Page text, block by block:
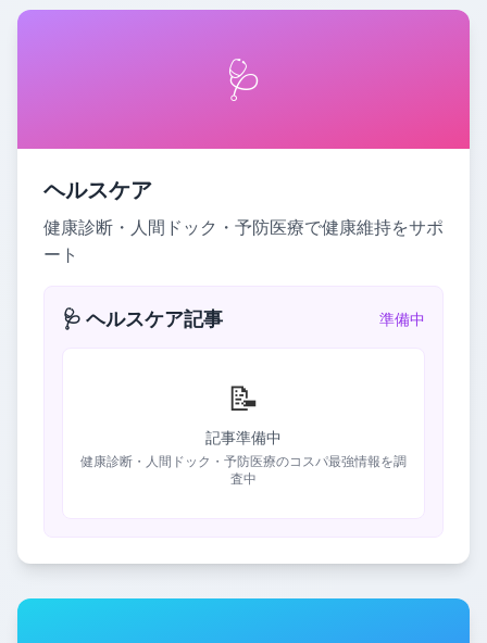
🩺
ヘルスケア
健康診断・人間ドック・予防医療で健康維持をサポ
ート
🩺 ヘルスケア記事 準備中
📝
記事準備中
健康診断・人間ドック・予防医療のコスパ最強情報を調
査中